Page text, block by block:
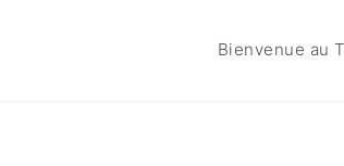
Bienvenue au